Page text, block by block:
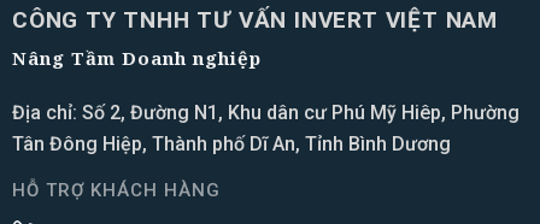
CÔNG TY TNHH TƯ VẤN INVERT VIỆT NAM
Nâng Tầm Doanh nghiệp
Địa chỉ: Số 2, Đường N1, Khu dân cư Phú Mỹ Hiêp, Phường
Tân Đông Hiệp, Thành phố Dĩ An, Tỉnh Bình Dương
HỖ TRỢ KHÁCH HÀNG